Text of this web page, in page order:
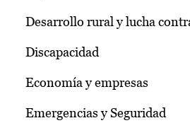
Desarrollo rural y lucha
Discapacidad
Economía y empresas
Emergencias y Seguridad